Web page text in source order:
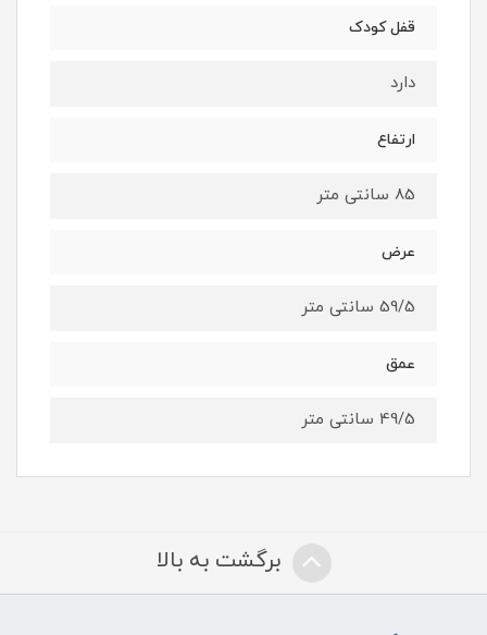
قفل کودک
دارد
ارتفاع
85 سانتی متر
عرض
59/5 سانتی متر
عمق
49/5 سانتی متر
برگشت به بالا